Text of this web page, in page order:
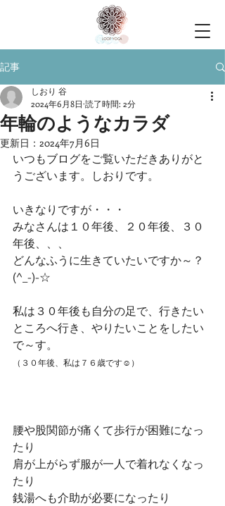
記事
年輪のようなカラダ
しおり 谷
2024年6月8日 読了時間: 2分
更新日： 2024年7月6日
いつもブログをご覧いただきありがと
うございます。しおりです。
いきなりですが・・・
みなさんは１０年後、２０年後、３０
年後、、、
どんなふうに生きていたいですか～？
(^_-)-☆
私は３０年後も自分の足で、行きたい
ところへ行き、やりたいことをしたい
で～す。
（３０年後、私は７６歳です☺）
腰や股関節が痛くて歩行が困難になっ
たり
肩が上がらず服が一人で着れなくなっ
たり
銭湯へも介助が必要になったり